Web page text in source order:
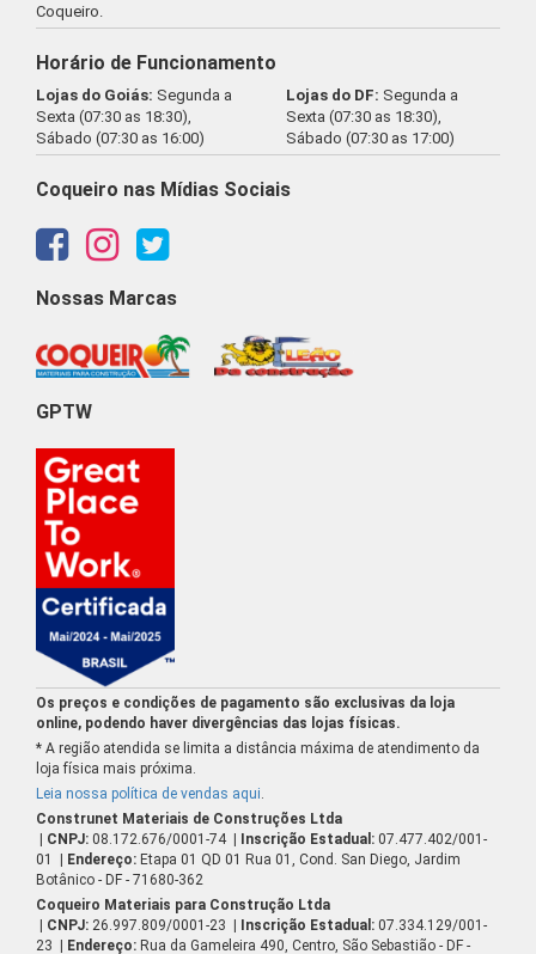
Coqueiro.
Horário de Funcionamento
Lojas do Goiás: Segunda a
Sexta (07:30 as 18:30),
Sábado (07:30 as 16:00)
Lojas do DF: Segunda a
Sexta (07:30 as 18:30),
Sábado (07:30 as 17:00)
Coqueiro nas Mídias Sociais
Nossas Marcas
GPTW
Os preços e condições de pagamento são exclusivas da loja
online, podendo haver divergências das lojas físicas.
* A região atendida se limita a distância máxima de atendimento da
loja física mais próxima.
Leia nossa política de vendas aqui
Construnet Materiais de Construções Ltda
| CNPJ: 08.172.676/0001-74 | Inscrição Estadual: 07.477.402/001-
01
| Endereço: Etapa 01 QD 01 Rua 01, Cond. San Diego, Jardim
Botânico - DF - 71680-362
Coqueiro Materiais para Construção Ltda
| CNPJ: 26.997.809/0001-23 | Inscrição Estadual: 07.334.129/001-
23 | Endereço: Rua da Gameleira 490, Centro, São Sebastião - DF -